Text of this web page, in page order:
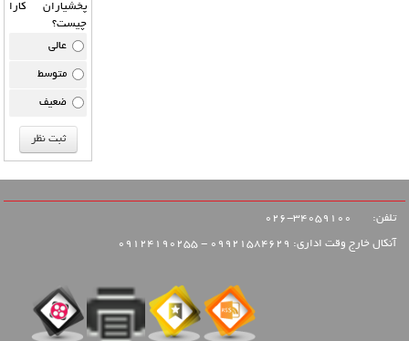
پخشیاران کارا
چیست؟
عالی
متوسط
ضعیف
تلفن:
آنکال خارج وقت اداری: 09921584629 - 09124190255